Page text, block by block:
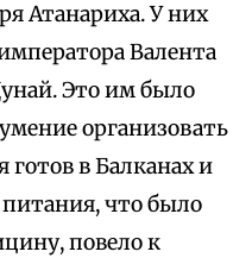
Атанариха. У них
Валента
Это им было
организовать
готов в Балканах и
что было
повело к